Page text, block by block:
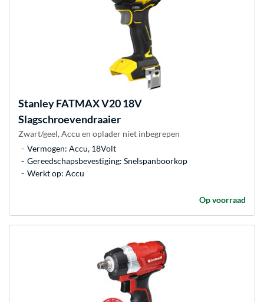
StanleyFATMAX V20 18V
Slagschroevendraaier
Zwart/geel, Accu en oplader niet inbegrepen
Vermogen: Accu, 18Volt
Gereedschapsbevestiging: Snelspanboorkop
Werkt op: Accu
Op voorraad